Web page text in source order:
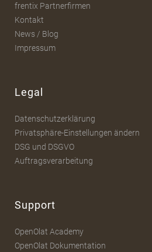
frentix Partnerfirmen
Kontakt
News / Blog
Impressum
Legal
Datenschutzerklärung
Privatsphäre-Einstellungen ändern
DSG und DSGVO
Auftragsverarbeitung
Support
OpenOlat Academy
OpenOlat Dokumentation